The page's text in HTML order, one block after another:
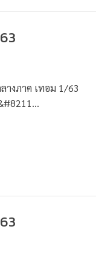
างภาค เทอม 1/63